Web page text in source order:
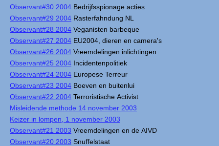
Observant#30 2004 Bedrijfsspionage acties
Observant#29 2004 Rasterfahndung NL
Observant#28 2004 Veganisten barbeque
Observant#27 2004 EU2004, dieren en camera's
Observant#26 2004 Vreemdelingen inlichtingen
Observant#25 2004 Incidentenpolitiek
Observant#24 2004 Europese Terreur
Observant#23 2004 Boeven en buitenlui
Observant#22 2004 Terroristische Activist
Misleidende methode 14 november 2003
Keizer in lompen, 1 november 2003
Observant#21 2003 Vreemdelingen en de AIVD
Observant#20 2003 Snuffelstaat